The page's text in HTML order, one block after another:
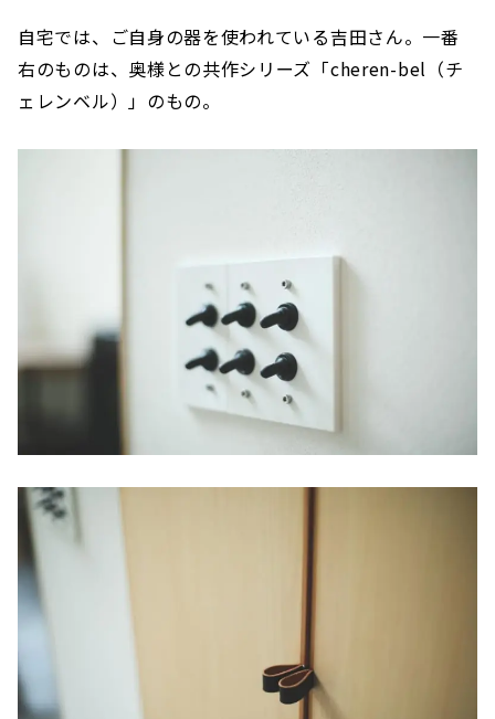
自宅では、ご自身の器を使われている吉田さん。一番
右のものは、奥様との共作シリーズ「cheren-bel（チ
ェレンベル）」のもの。